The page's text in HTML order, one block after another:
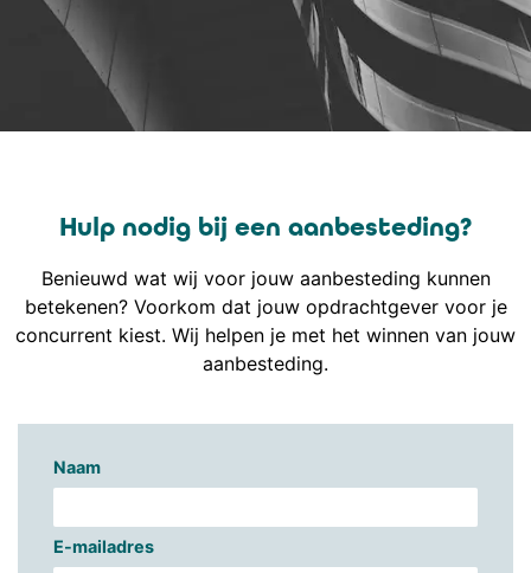
Hulp nodig bij een aanbesteding?
Benieuwd wat wij voor jouw aanbesteding kunnen
betekenen? Voorkom dat jouw opdrachtgever voor je
concurrent kiest. Wij helpen je met het winnen van jouw
aanbesteding.
Naam
E-mailadres